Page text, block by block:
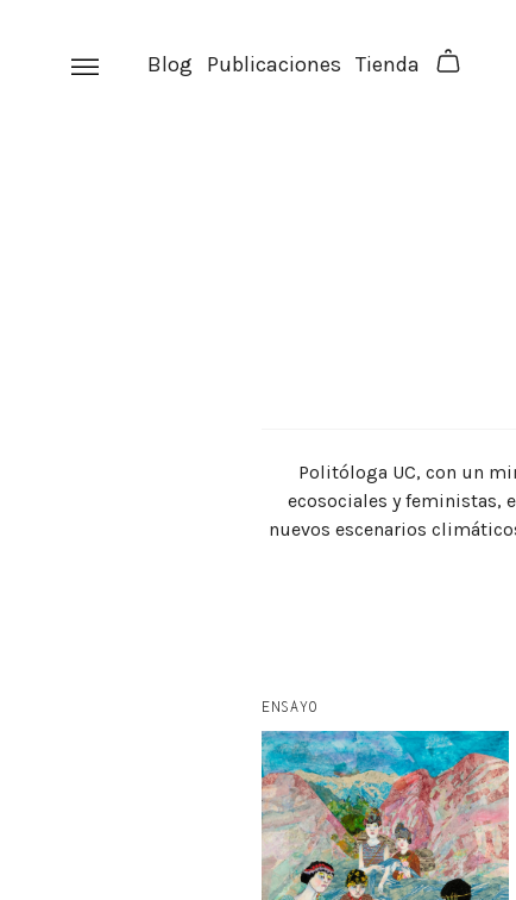
Blog Publicaciones Tienda
Politóloga UC, con un
ecosociales y feministas,
nuevos escenarios
ENSAYO